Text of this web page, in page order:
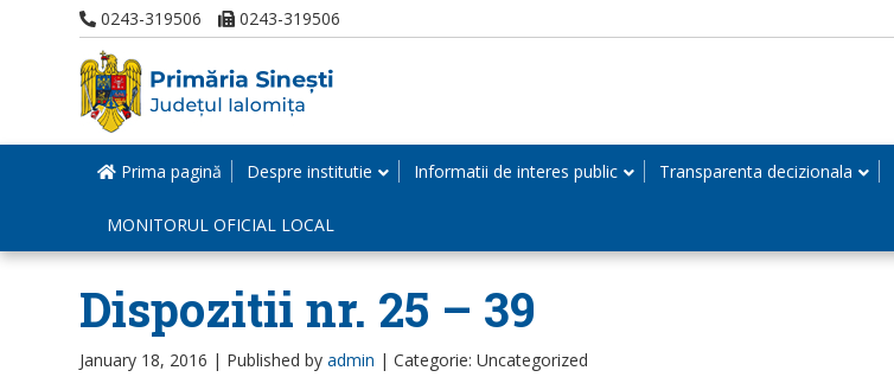
0243-319506 0243-319506
Prima pagină Despre institutie Informatii de interes public Transparenta decizionala
MONITORUL OFICIAL LOCAL
Dispozitii nr. 25 – 39
January 18, 2016 | Published by admin | Categorie: Uncategorized